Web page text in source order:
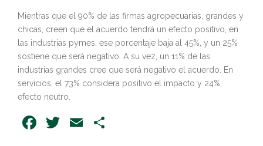
Mientras que el 90% de las firmas agropecuarias, grandes y
chicas, creen que el acuerdo tendrá un efecto positivo, en
las industrias pymes, ese porcentaje baja al 45%, y un 25%
sostiene que será negativo. A su vez, un 11% de las
industrias grandes cree que será negativo el acuerdo. En
servicios, el 73% considera positivo el impacto y 24%,
efecto neutro.
Facebook
Twitter
Email